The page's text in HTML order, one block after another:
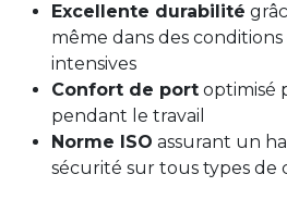
Excellente durabilité
même dans des conditions
intensives
Confort de port optimisé
pendant le travail
Norme ISO assurant un
sécurité sur tous types de